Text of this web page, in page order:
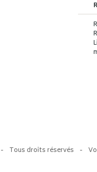
- Tous droits réservés -